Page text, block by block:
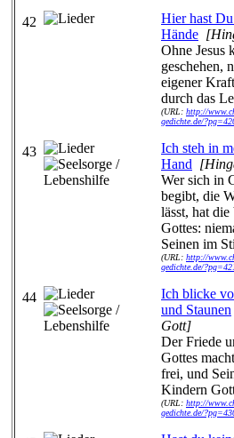
42
Hier hast
Hände
Ohne Jesus
geschehen,
eigener
durch das
(URL: http://
gedichte.de/
43
Ich steh in
Hand
Wer sich in
begibt, die
lässt, hat
Gottes:
Seinen im
(URL: http://
gedichte.de/
44
Ich blicke
und Staunen
Gott]
Der Friede
Gottes
frei, und
Kindern
(URL: http://
gedichte.de/